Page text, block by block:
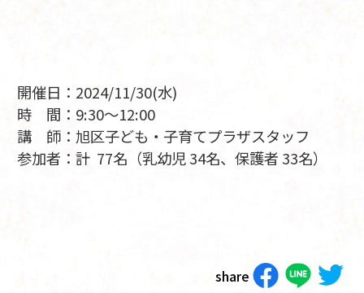
開催日：2024/11/30(水)
時 間：9:30～12:00
講 師：旭区子ども・子育てプラザスタッフ
参加者：計 77名（乳幼児 34名、保護者 33名）
share